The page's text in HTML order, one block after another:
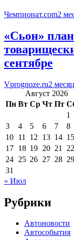
Чемпионат.com2
«Сьон»
сентябре
Vprognoze.ru2
Август 2026
Пн Вт Ср Чт Пт
1
3
4 5 6 7 8
10 11 12 13 14 15
17 18 19 20 21 22
24 25 26 27 28 29
31
« Июл
Рубрики
Автоновости
Автособытия